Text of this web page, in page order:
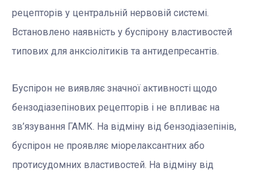
рецепторів у центральній нервовій системі.
Встановлено наявність у буспірону властивостей
типових для анксіолітиків та антидепресантів.
Буспірон не виявляє значної активності щодо
бензодіазепінових рецепторів і не впливає на
зв’язування ГАМК. На відміну від бензодіазепінів,
буспірон не проявляє міорелаксантних або
протисудомних властивостей. На відміну від